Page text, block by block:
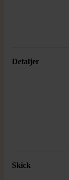
Detaljer
Skick